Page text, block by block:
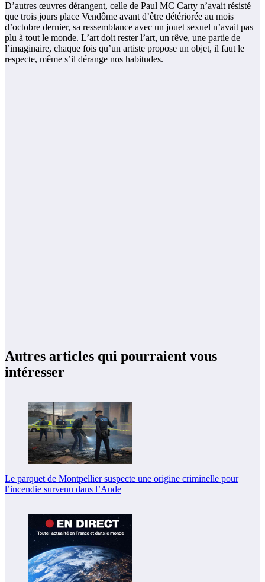
D’autres œuvres dérangent, celle de Paul MC Carty n’avait résisté
que trois jours place Vendôme avant d’être détériorée au mois
d’octobre dernier, sa ressemblance avec un jouet sexuel n’avait pas
plu à tout le monde. L’art doit rester l’art, un rêve, une partie de
l’imaginaire, chaque fois qu’un artiste propose un objet, il faut le
respecte, même s’il dérange nos habitudes.
Autres articles qui pourraient vous
intéresser
Le parquet de Montpellier suspecte une origine criminelle pour
l’incendie survenu dans l’Aude